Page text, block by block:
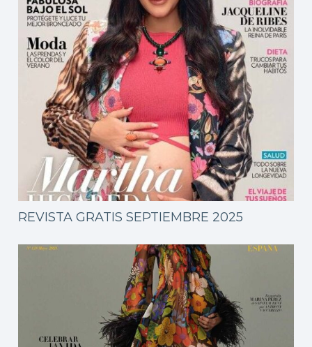
REVISTA GRATIS SEPTIEMBRE 2025